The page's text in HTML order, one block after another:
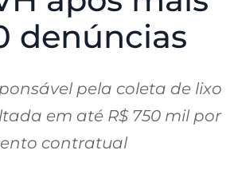
denúncias
pela coleta de lixo
em até R$ 750 mil por
contratual